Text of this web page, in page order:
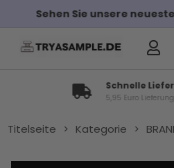
Kostenloser
Schnelle
5,95 Euro
Titelseite > Kategorie >